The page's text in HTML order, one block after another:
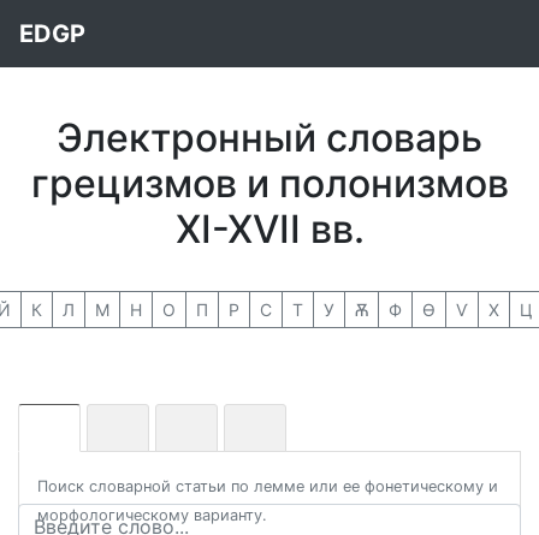
EDGP
Электронный словарь
грецизмов и полонизмов
XI-XVII вв.
К Л М Н О П Р С Т У Ѫ Ф Ѳ Ѵ Х Ц
Поиск словарной статьи по лемме или ее фонетическому и
морфологическому варианту.